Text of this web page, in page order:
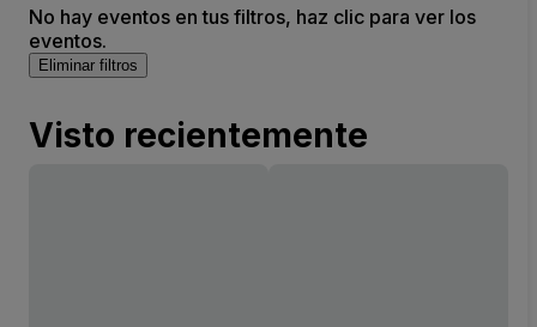
No hay eventos en tus filtros, haz clic para ver los
eventos.
Eliminar filtros
Visto recientemente